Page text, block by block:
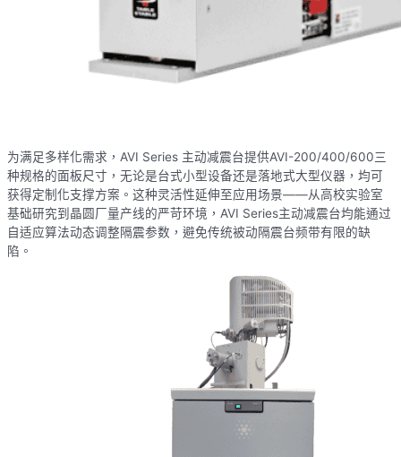
为满足多样化需求，AVI Series 主动减震台提供AVI-200/400/600三
种规格的面板尺寸，无论是台式小型设备还是落地式大型仪器，均可
获得定制化支撑方案。这种灵活性延伸至应用场景——从高校实验室
基础研究到晶圆厂量产线的严苛环境，AVI Series主动减震台均能通过
自适应算法动态调整隔震参数，避免传统被动隔震台频带有限的缺
陷。